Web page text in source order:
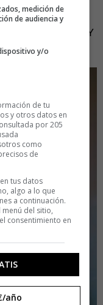
decidieron
un lavado de cara. Y
medición de
de audiencia y
y/o
de tu
y otros datos en
por 205
como
de
tus datos
algo a lo que
a continuación.
del sitio,
consentimiento en
año